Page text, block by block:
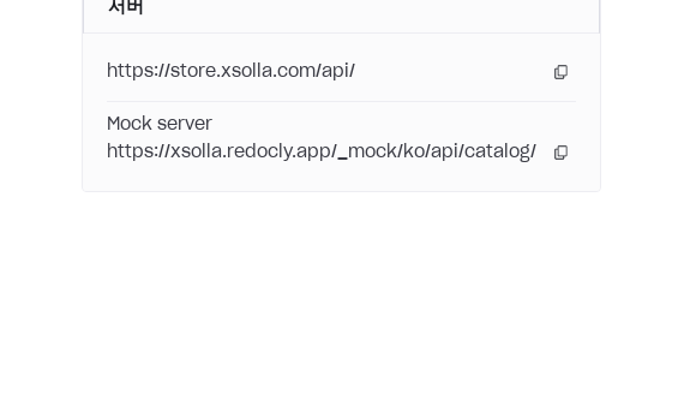
서버
https://store.xsolla.com/api/
Mock server
https://xsolla.redocly.app/_mock/ko/api/catalog/